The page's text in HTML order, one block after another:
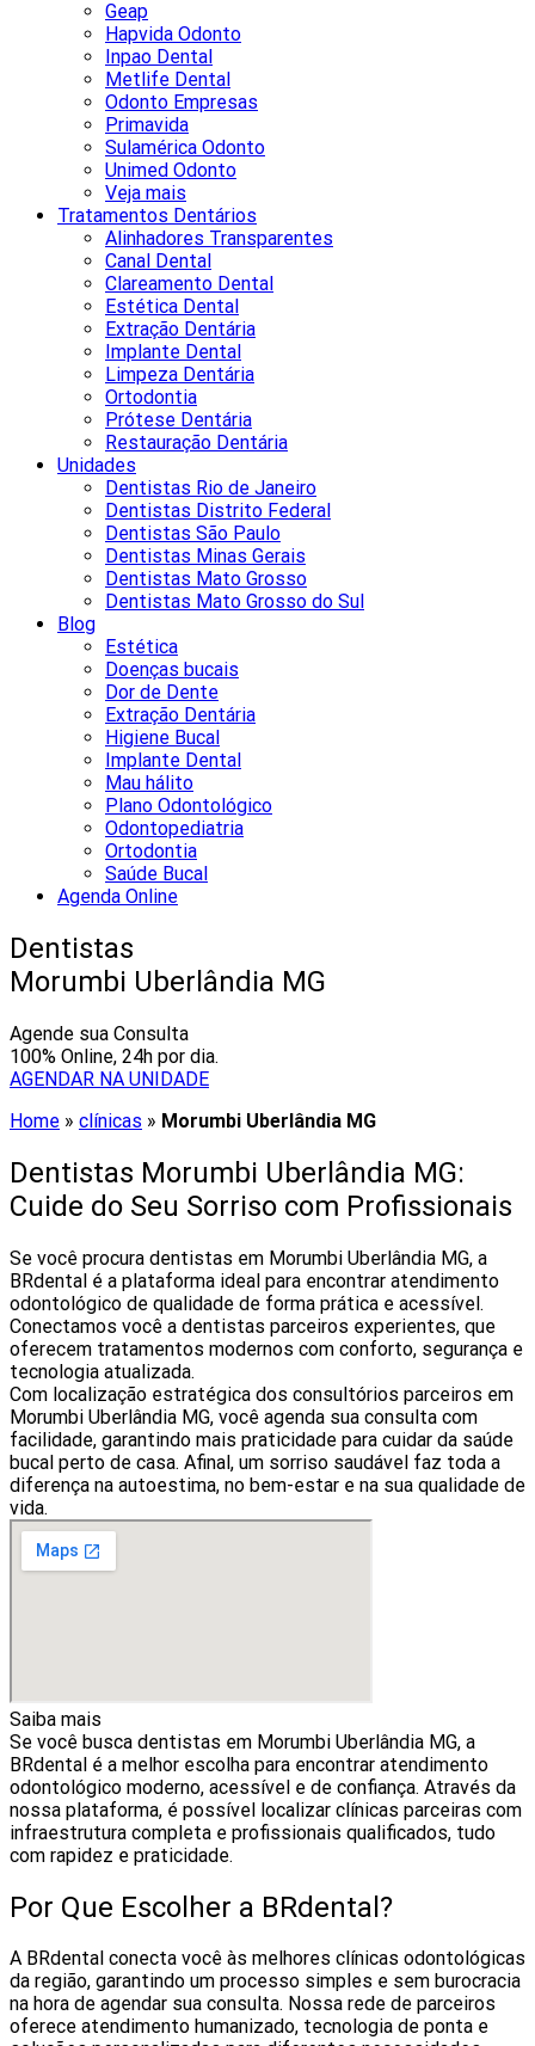
Geap
Hapvida Odonto
Inpao Dental
Metlife Dental
Odonto Empresas
Primavida
Sulamérica Odonto
Unimed Odonto
Veja mais
Tratamentos Dentários
Alinhadores Transparentes
Canal Dental
Clareamento Dental
Estética Dental
Extração Dentária
Implante Dental
Limpeza Dentária
Ortodontia
Prótese Dentária
Restauração Dentária
Unidades
Dentistas Rio de Janeiro
Dentistas Distrito Federal
Dentistas São Paulo
Dentistas Minas Gerais
Dentistas Mato Grosso
Dentistas Mato Grosso do Sul
Blog
Estética
Doenças bucais
Dor de Dente
Extração Dentária
Higiene Bucal
Implante Dental
Mau hálito
Plano Odontológico
Odontopediatria
Ortodontia
Saúde Bucal
Agenda Online
Dentistas
Morumbi Uberlândia MG
Agende sua Consulta
100% Online, 24h por dia.
AGENDAR NA UNIDADE
Home » clínicas » Morumbi Uberlândia MG
Dentistas Morumbi Uberlândia MG:
Cuide do Seu Sorriso com Profissionais
Se você procura dentistas em Morumbi Uberlândia MG, a
BRdental é a plataforma ideal para encontrar atendimento
odontológico de qualidade de forma prática e acessível.
Conectamos você a dentistas parceiros experientes, que
oferecem tratamentos modernos com conforto, segurança e
tecnologia atualizada.
Com localização estratégica dos consultórios parceiros em
Morumbi Uberlândia MG, você agenda sua consulta com
facilidade, garantindo mais praticidade para cuidar da saúde
bucal perto de casa. Afinal, um sorriso saudável faz toda a
diferença na autoestima, no bem-estar e na sua qualidade de
vida.
Saiba mais
Se você busca dentistas em Morumbi Uberlândia MG, a
BRdental é a melhor escolha para encontrar atendimento
odontológico moderno, acessível e de confiança. Através da
nossa plataforma, é possível localizar clínicas parceiras com
infraestrutura completa e profissionais qualificados, tudo
com rapidez e praticidade.
Por Que Escolher a BRdental?
A BRdental conecta você às melhores clínicas odontológicas
da região, garantindo um processo simples e sem burocracia
na hora de agendar sua consulta. Nossa rede de parceiros
oferece atendimento humanizado, tecnologia de ponta e